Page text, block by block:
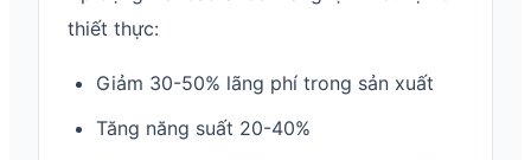
thiết thực:
Giảm 30-50% lãng phí trong sản xuất
Tăng năng suất 20-40%